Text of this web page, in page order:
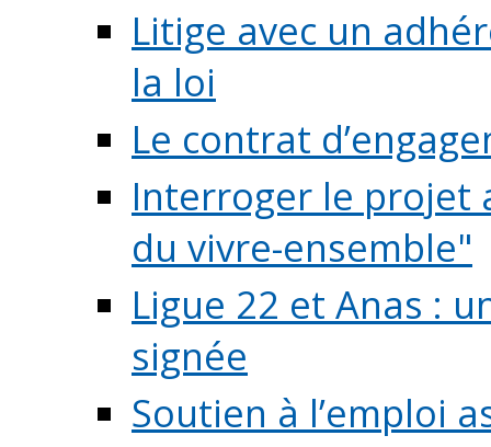
Litige avec un
la loi
Le contrat
Interroger le projet
du vivre-ensemble"
Ligue 22 et Anas :
signée
Soutien à l’emploi